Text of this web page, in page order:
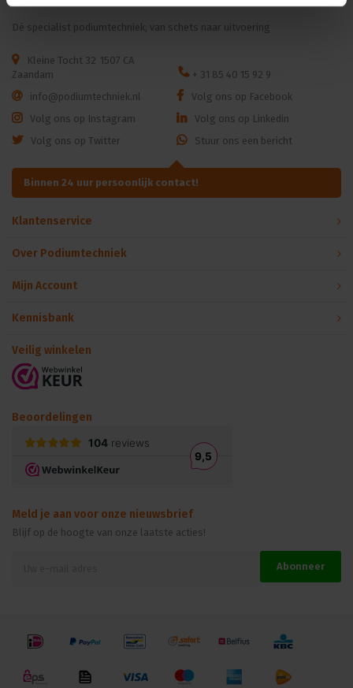
Dé specialist podiumtechniek; van schets naar uitvoering
Kleine Tocht 32 1507 CA
Zaandam
+ 31 85 40 15 92 9
info@podiumtechniek.nl
Volg ons op Facebook
Volg ons op Instagram
Volg ons op Linkedin
Volg ons op Twitter
Stuur ons een bericht
Binnen 24 uur persoonlijk contact!
Klantenservice
Over Podiumtechniek
Mijn Account
Kennisbank
Veilig winkelen
Beoordelingen
Meld je aan voor onze nieuwsbrief
Blijf op de hoogte van onze laatste acties!
Abonneer